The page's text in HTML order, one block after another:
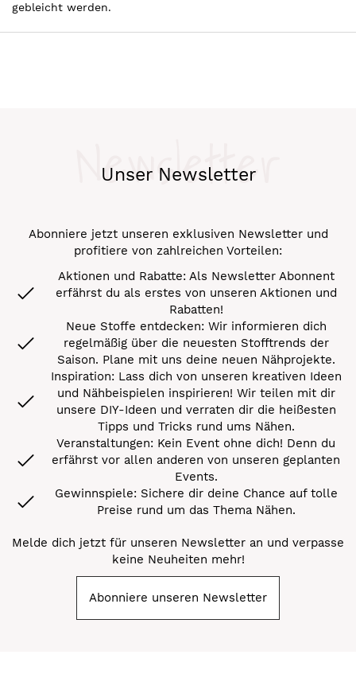
gebleicht werden.
Unser Newsletter
Newsletter
Abonniere jetzt unseren exklusiven Newsletter und
profitiere von zahlreichen Vorteilen:
Aktionen und Rabatte: Als Newsletter Abonnent
erfährst du als erstes von unseren Aktionen und
Rabatten!
Neue Stoffe entdecken: Wir informieren dich
regelmäßig über die neuesten Stofftrends der
Saison. Plane mit uns deine neuen Nähprojekte.
Inspiration: Lass dich von unseren kreativen Ideen
und Nähbeispielen inspirieren! Wir teilen mit dir
unsere DIY-Ideen und verraten dir die heißesten
Tipps und Tricks rund ums Nähen.
Veranstaltungen: Kein Event ohne dich! Denn du
erfährst vor allen anderen von unseren geplanten
Events.
Gewinnspiele: Sichere dir deine Chance auf tolle
Preise rund um das Thema Nähen.
Melde dich jetzt für unseren Newsletter an und verpasse
keine Neuheiten mehr!
Abonniere unseren Newsletter